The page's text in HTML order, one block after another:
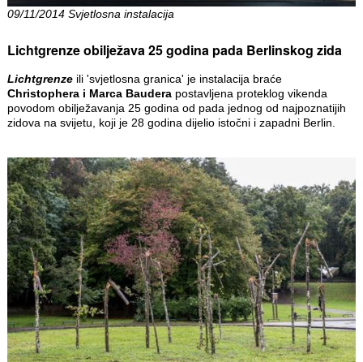
09/11/2014 Svjetlosna instalacija
Lichtgrenze obilježava 25 godina pada Berlinskog zida
Lichtgrenzeili 'svjetlosna granica' je instalacija braće
Christophera i Marca Bauderapostavljena proteklog vikenda
povodom obilježavanja 25 godina od pada jednog od najpoznatijih
zidova na svijetu, koji je 28 godina dijelio istočni i zapadni Berlin.